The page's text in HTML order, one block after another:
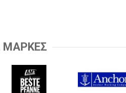
ΜΑΡΚΕΣ